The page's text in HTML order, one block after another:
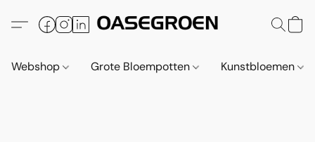
Webshop Grote Bloempotten Kunstbloemen